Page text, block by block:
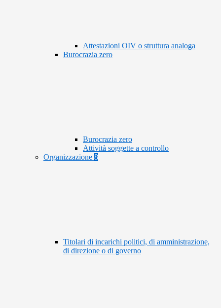
Attestazioni OIV o struttura analoga
Burocrazia zero
Burocrazia zero
Attività soggette a controllo
Organizzazione 8
Titolari di incarichi politici, di amministrazione,
di direzione o di governo